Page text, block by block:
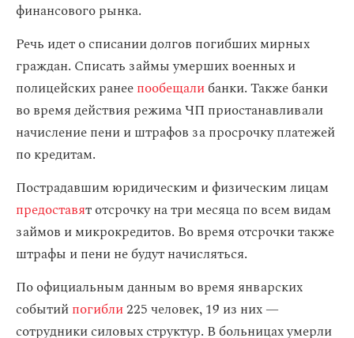
финансового рынка.
Речь идет о списании долгов погибших мирных
граждан. Списать займы умерших военных и
полицейских ранеепообещалибанки. Также банки
во время действия режима ЧП приостанавливали
начисление пени и штрафов за просрочку платежей
по кредитам.
Пострадавшим юридическим и физическим лицам
предоставят отсрочку на три месяца по всем видам
займов и микрокредитов. Во время отсрочки также
штрафы и пени не будут начисляться.
По официальным данным во время январских
событийпогибли225 человек, 19 из них —
сотрудники силовых структур. В больницах умерли